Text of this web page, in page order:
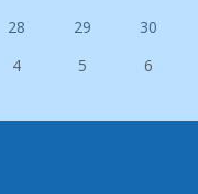
28 29
30
4 5 6